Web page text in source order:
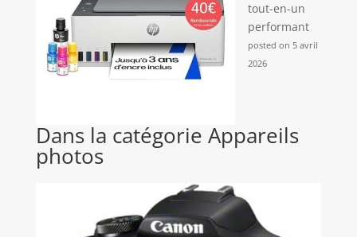
tout-en-un
performant
posted on 5 avril
2026
Dans la catégorie Appareils
photos